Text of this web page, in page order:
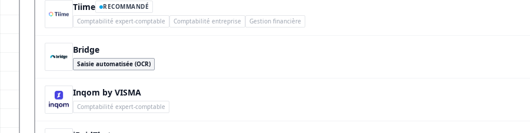
Tiime
RECOMMANDÉ
Comptabilité expert-comptable
Comptabilité entreprise Gestion financière
Bridge
Saisie automatisée (OCR)
Inqom by VISMA
Comptabilité expert-comptable